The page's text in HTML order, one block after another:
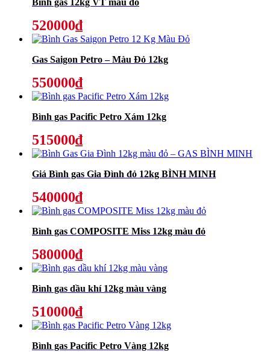
Bình gas 12kg VT màu đỏ
520000₫
Gas Saigon Petro – Màu Đỏ 12kg
550000₫
Bình gas Pacific Petro Xám 12kg
515000₫
Giá Bình gas Gia Đình đỏ 12kg BÌNH MINH
540000₫
Bình gas COMPOSITE Miss 12kg màu đỏ
580000₫
Bình gas dầu khí 12kg màu vàng
510000₫
Bình gas Pacific Petro Vàng 12kg